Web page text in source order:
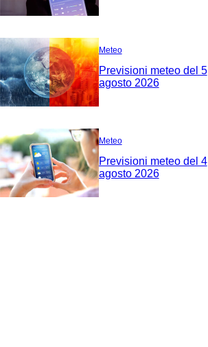
Meteo
Previsioni meteo del 5
agosto 2026
Meteo
Previsioni meteo del 4
agosto 2026